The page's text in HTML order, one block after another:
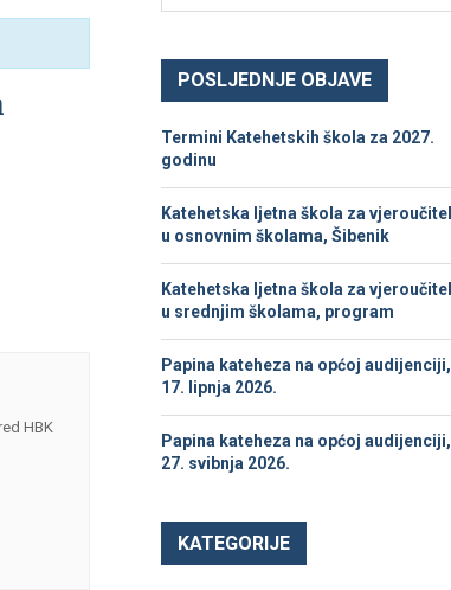
HBK
h
r
C
POSLJEDNJE OBJAVE
Termini Katehetskih škola za 2027.
godinu
Katehetska ljetna škola za
u osnovnim školama, Šibenik
Katehetska ljetna škola za
u srednjim školama, program
Papina kateheza na općoj audijenciji,
17. lipnja 2026.
Papina kateheza na općoj audijenciji,
27. svibnja 2026.
KATEGORIJE